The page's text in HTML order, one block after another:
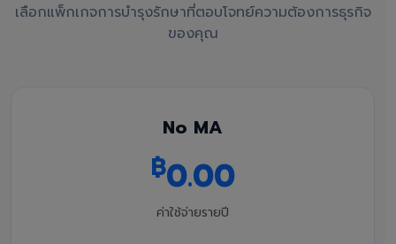
เลือกแพ็กเกจการบำรุงรักษาที่ตอบโจทย์ความต้องการธุรกิจ
ของคุณ
No MA
฿0.00
ค่าใช้จ่ายรายปี